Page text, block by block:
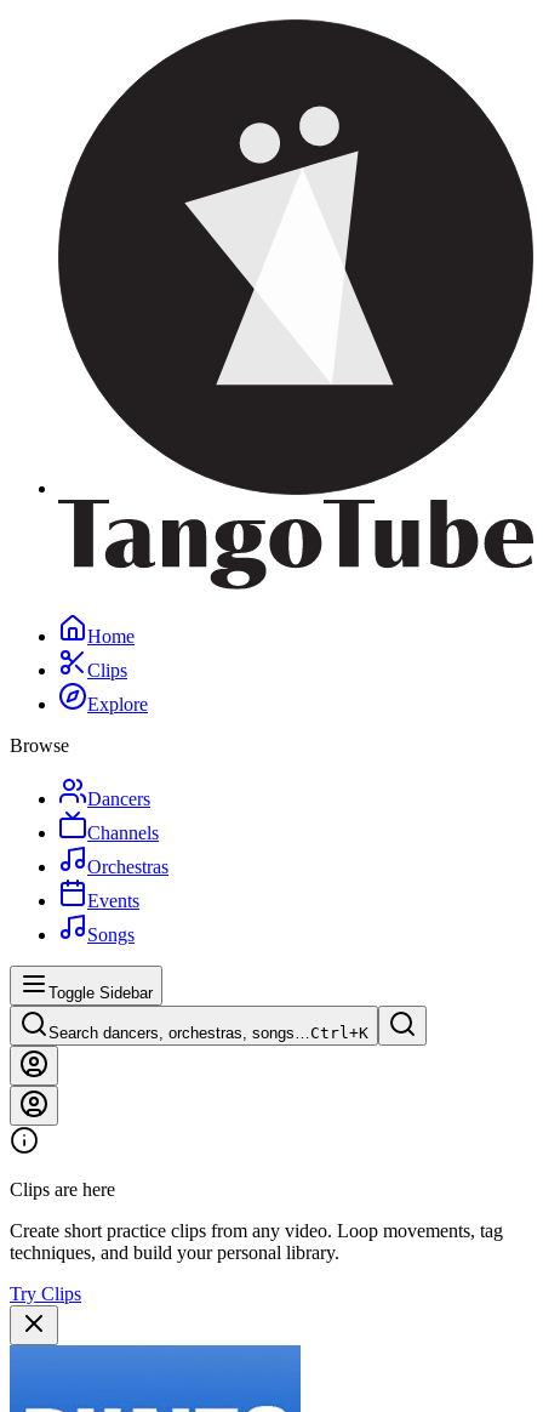
Home
Clips
Explore
Browse
Dancers
Channels
Orchestras
Events
Songs
Toggle Sidebar
Search dancers, orchestras, songs…Ctrl+K
Clips are here
Create short practice clips from any video. Loop movements, tag
techniques, and build your personal library.
Try Clips